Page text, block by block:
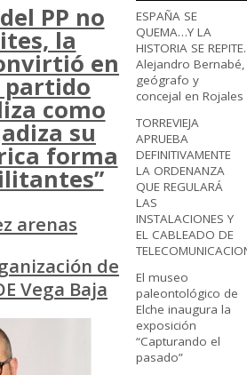
PP no
la
en
partido
como
su
forma
arenas
de
Vega Baja
ESPAÑA SE
QUEMA…Y LA
HISTORIA SE REPITE.
Alejandro Bernabé,
geógrafo y
concejal en Rojales
TORREVIEJA
APRUEBA
DEFINITIVAMENTE
LA ORDENANZA
QUE REGULARÁ
LAS
INSTALACIONES Y
EL CABLEADO DE
El museo
paleontológico de
Elche inaugura la
exposición
“Capturando el
pasado”